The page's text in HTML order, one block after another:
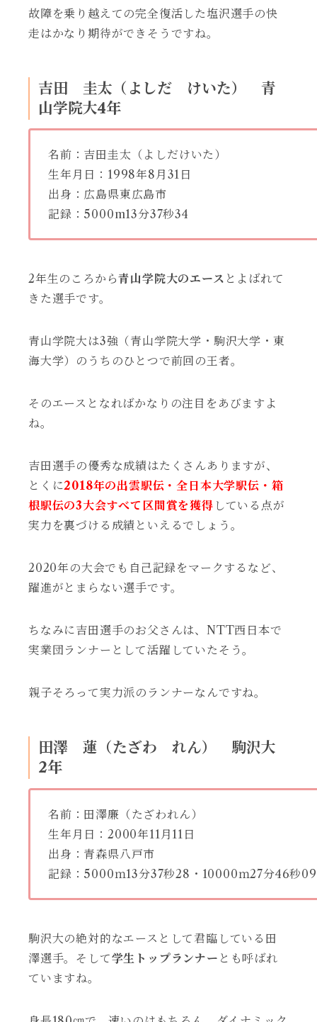
故障を乗り越えての完全復活した塩沢選手の快
走はかなり期待ができそうですね。
吉田 圭太（よしだ けいた） 青
山学院大4年
名前：吉田圭太（よしだけいた）
生年月日：1998年8月31日
出身：広島県東広島市
記録：5000m13分37秒34
2年生のころから青山学院大のエース とよばれて
きた選手です。
青山学院大は3強（青山学院大学・駒沢大学・東
海大学）のうちのひとつで前回の王者。
そのエースとなればかなりの注目をあびますよ
ね。
吉田選手の優秀な成績はたくさんありますが、
とくに2018年の出雲駅伝・全日本大学駅伝・箱
根駅伝の3大会すべて区間賞を獲得 している点が
実力を裏づける成績といえるでしょう。
2020年の大会でも自己記録をマークするなど、
躍進がとまらない選手です。
ちなみに吉田選手のお父さんは、NTT西日本で
実業団ランナーとして活躍していたそう。
親子そろって実力派のランナーなんですね。
田澤 蓮（たざわ れん） 駒沢大
2年
名前：田澤廉（たざわれん）
生年月日：2000年11月11日
出身：青森県八戸市
記録：5000ｍ13分37秒28・10000ｍ27分46秒09
駒沢大の絶対的なエースとして君臨している田
澤選手。そして学生トップランナー とも呼ばれ
ていますね。